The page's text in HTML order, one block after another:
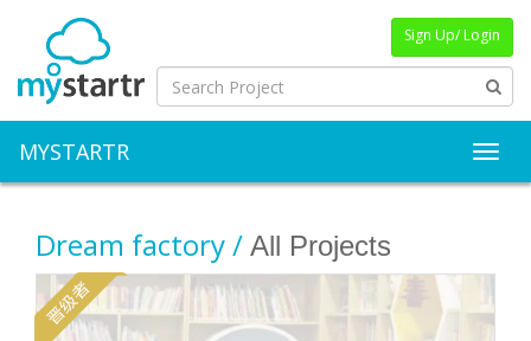
Sign Up/ Login
MYSTARTR
Dream factory / All Projects